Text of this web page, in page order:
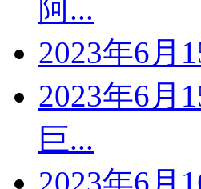
阿...
2023年6月
2023年6月
巨...
2023年6月